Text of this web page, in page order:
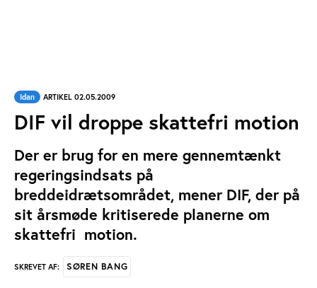
Idan ARTIKEL 02.05.2009
DIF vil droppe skattefri motion
Der er brug for en mere gennemtænkt
regeringsindsats på
breddeidrætsområdet, mener DIF, der på
sit årsmøde kritiserede planerne om
skattefri motion.
SKREVET AF: SØREN BANG